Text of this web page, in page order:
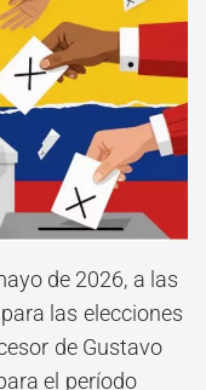
de 2026, a las
las elecciones
de Gustavo
el período